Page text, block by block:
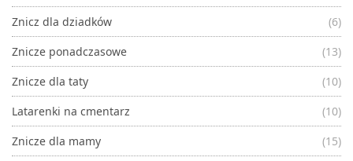
Znicz dla dziadków
(6)
Znicze ponadczasowe
(13)
Znicze dla taty
(10)
Latarenki na cmentarz
(10)
Znicze dla mamy
(15)